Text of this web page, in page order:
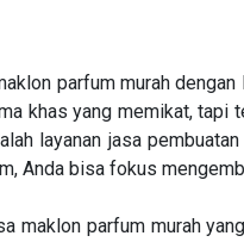
parfum murah
khas yang memikat,
layanan jasa
Anda bisa fokus
maklon parfum murah